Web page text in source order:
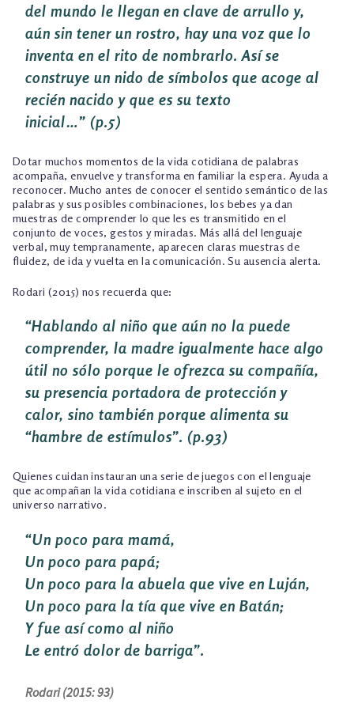
del mundo le llegan en clave de arrullo y,
aún sin tener un rostro, hay una voz que lo
inventa en el rito de nombrarlo. Así se
construye un nido de símbolos que acoge al
recién nacido y que es su texto
inicial…” (p.5)
Dotar muchos momentos de la vida cotidiana de palabras
acompaña, envuelve y transforma en familiar la espera. Ayuda a
reconocer. Mucho antes de conocer el sentido semántico de las
palabras y sus posibles combinaciones, los bebes ya dan
muestras de comprender lo que les es transmitido en el
conjunto de voces, gestos y miradas. Más allá del lenguaje
verbal, muy tempranamente, aparecen claras muestras de
fluidez, de ida y vuelta en la comunicación. Su ausencia alerta.
Rodari (2015) nos recuerda que:
“Hablando al niño que aún no la puede
comprender, la madre igualmente hace algo
útil no sólo porque le ofrezca su compañía,
su presencia portadora de protección y
calor, sino también porque alimenta su
“hambre de estímulos”. (p.93)
Quienes cuidan instauran una serie de juegos con el lenguaje
que acompañan la vida cotidiana e inscriben al sujeto en el
universo narrativo.
“Un poco para mamá,
Un poco para papá;
Un poco para la abuela que vive en Luján,
Un poco para la tía que vive en Batán;
Y fue así como al niño
Le entró dolor de barriga”.
Rodari (2015: 93)